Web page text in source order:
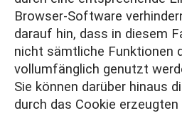
Browser-Software
darauf hin, dass in diesem
nicht sämtliche Funktionen
vollumfänglich genutzt
Sie können darüber hinaus
durch das Cookie